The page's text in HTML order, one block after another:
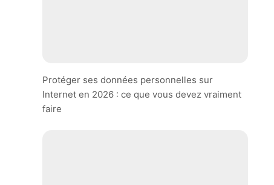
Protéger ses données personnelles sur
Internet en 2026 : ce que vous devez vraiment
faire